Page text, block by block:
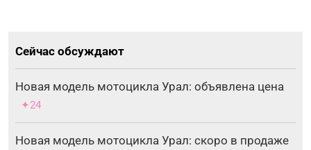
Сейчас обсуждают
Новая модель мотоцикла Урал: объявлена цена
✦24
Новая модель мотоцикла Урал: скоро в продаже